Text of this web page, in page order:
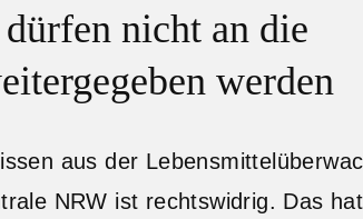
nicht an die
werden
aus der
NRW ist rechtswidrig. Das